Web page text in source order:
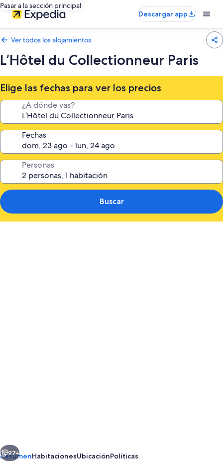
Pasar a la sección principal
Descargar app
Ver todos los alojamientos
L’Hôtel du Collectionneur Paris
Elige las fechas para ver los precios
¿A dónde vas?
Fechas
Personas
Buscar
Siguiente
97+
ResumenHabitacionesUbicaciónPolíticas